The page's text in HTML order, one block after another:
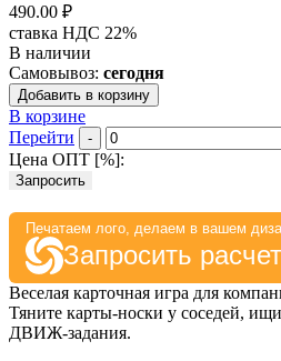
490.00 ₽
ставка НДС 22%
В наличии
Самовывоз: сегодня
Добавить в корзину
В корзине
Перейти
-
Цена ОПТ [%]:
Запросить
Печатаем лого, делаем в вашем
Запросить расчет
Веселая карточная игра для
Тяните карты-носки у соседей,
ДВИЖ-задания.